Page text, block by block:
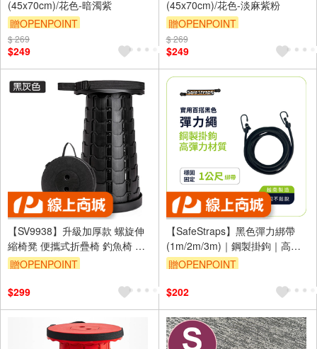
(45x70cm)/花色-暗濁紫
贈OPENPOINT
訂單滿 2000 元折抵 100元
（運費不算在 2000 元的範圍
內）
訂單滿699享9折
$ 269
$249
(45x70cm)/花色-淡麻紫粉
贈OPENPOINT
訂單滿 2000 元折抵 100元
（運費不算在 2000 元的範圍
內）
訂單滿699享9折
$ 269
$249
【SV9938】升級加厚款 螺旋伸
縮椅凳 便攜式折疊椅 釣魚椅 排
隊椅 烤肉露營折疊伸縮椅 承重
贈OPENPOINT
$299
【SafeStraps】黑色彈力綁帶
(1m/2m/3m)｜鋼製掛鉤｜高彈
耐用｜機車綁帶｜貨物固定
贈OPENPOINT
$202